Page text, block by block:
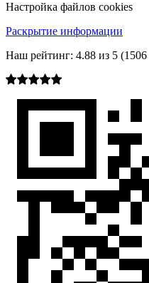
Настройка файлов cookies
Раскрытие информации
Наш рейтинг: 4.88 из 5 (1506